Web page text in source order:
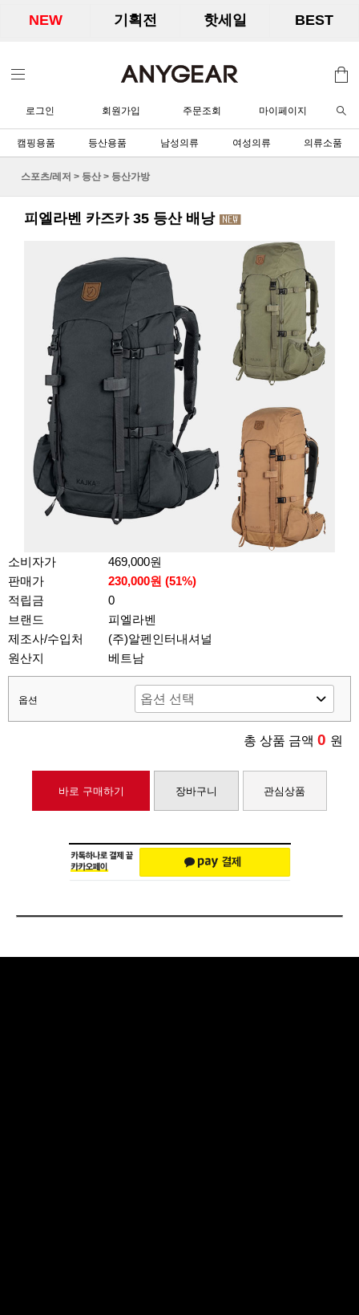
NEW 기획전 핫세일 BEST
로그인 회원가입 주문조회 마이페이지
캠핑용품 등산용품 남성의류 여성의류 의류소품
스포츠/레저 > 등산 > 등산가방
피엘라벤 카즈카 35 등산 배낭
소비자가
469,000원
판매가
230,000원 (51%)
적립금
0
브랜드
피엘라벤
제조사/수입처
(주)알펜인터내셔널
원산지
베트남
옵션
총 상품 금액 0 원
바로 구매하기 장바구니 관심상품